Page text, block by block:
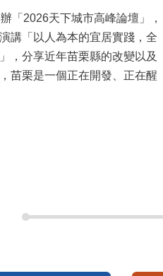
「2026天下城市高峰論壇」，
講「以人為本的宜居實踐，全
，分享近年苗栗縣的改變以及
苗栗是一個正在開發、正在醒